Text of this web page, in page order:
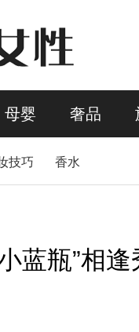
母婴 奢品
技巧 香水
蓝瓶”相逢